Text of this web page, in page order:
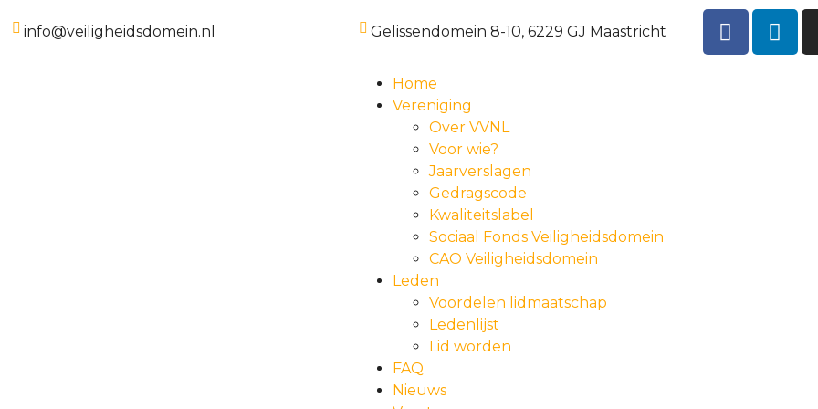
info@veiligheidsdomein.nl Gelissendomein 8-10, 6229 GJ Maastricht
Home
Vereniging
Over VVNL
Voor wie?
Jaarverslagen
Gedragscode
Kwaliteitslabel
Sociaal Fonds Veiligheidsdomein
CAO Veiligheidsdomein
Leden
Voordelen lidmaatschap
Ledenlijst
Lid worden
FAQ
Nieuws